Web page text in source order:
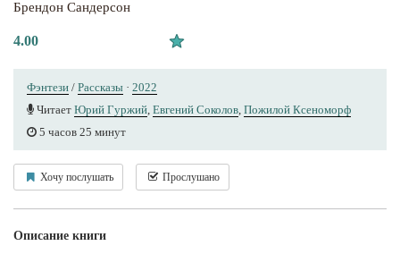
Брендон Сандерсон
4.00
Фэнтези / Рассказы · 2022
Читает Юрий Гуржий, Евгений Соколов, Пожилой Ксеноморф
5 часов 25 минут
Хочу послушать Прослушано
Описание книги